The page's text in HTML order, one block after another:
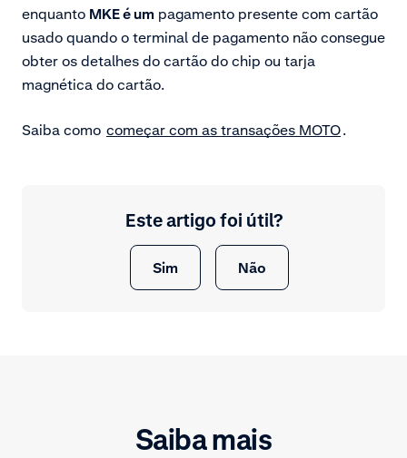
enquanto MKE é um pagamento presente com cartão
usado quando o terminal de pagamento não consegue
obter os detalhes do cartão do chip ou tarja
magnética do cartão.
Saiba como começar com as transações MOTO.
Este artigo foi útil?
Sim Não
Saiba mais